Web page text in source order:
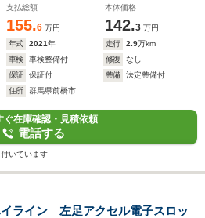
支払総額
155.6 万円
本体価格
142.3 万円
年式
2021年 走行 2.9万km
車検
車検整備付 修復
なし
保証
保証付 整備
法定整備付
住所
群馬県前橋市
ぐ在庫確認・見積依頼
電話する
いています
ライン 左足アクセル電子スロッ